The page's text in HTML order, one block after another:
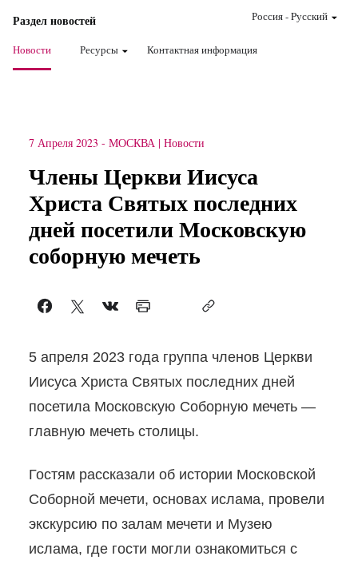
Раздел новостей
Новости Ресурсы Контактная информация
Россия-Pусский
7 Апреля 2023 - МОСКВА Новости
Члены Церкви Иисуса
Христа Святых последних
дней посетили Московскую
соборную мечеть
5 апреля 2023 года группа членов Церкви
Иисуса Христа Святых последних дней
посетила Московскую Соборную мечеть —
главную мечеть столицы.
Гостям рассказали об истории Московской
Соборной мечети, основах ислама, провели
экскурсию по залам мечети и Музею
ислама, где гости могли ознакомиться с